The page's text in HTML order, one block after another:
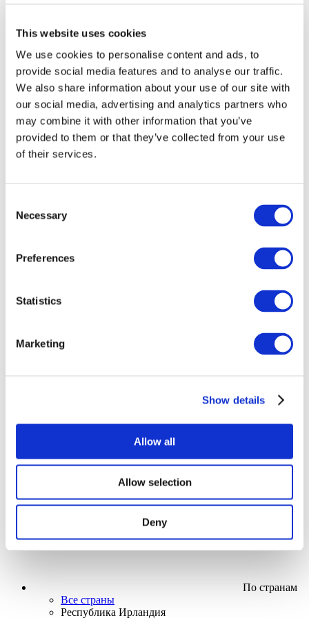
This website uses cookies
We use cookies to personalise content and ads, to
provide social media features and to analyse our traffic.
We also share information about your use of our site with
our social media, advertising and analytics partners who
may combine it with other information that you’ve
provided to them or that they’ve collected from your use
of their services.
Selection
Necessary
Preferences
Statistics
Marketing
Show details
Allow all
Allow selection
Deny
Творческий вечер
Наше спецпредложение
Применить
По странам
Все страны
Республика Ирландия